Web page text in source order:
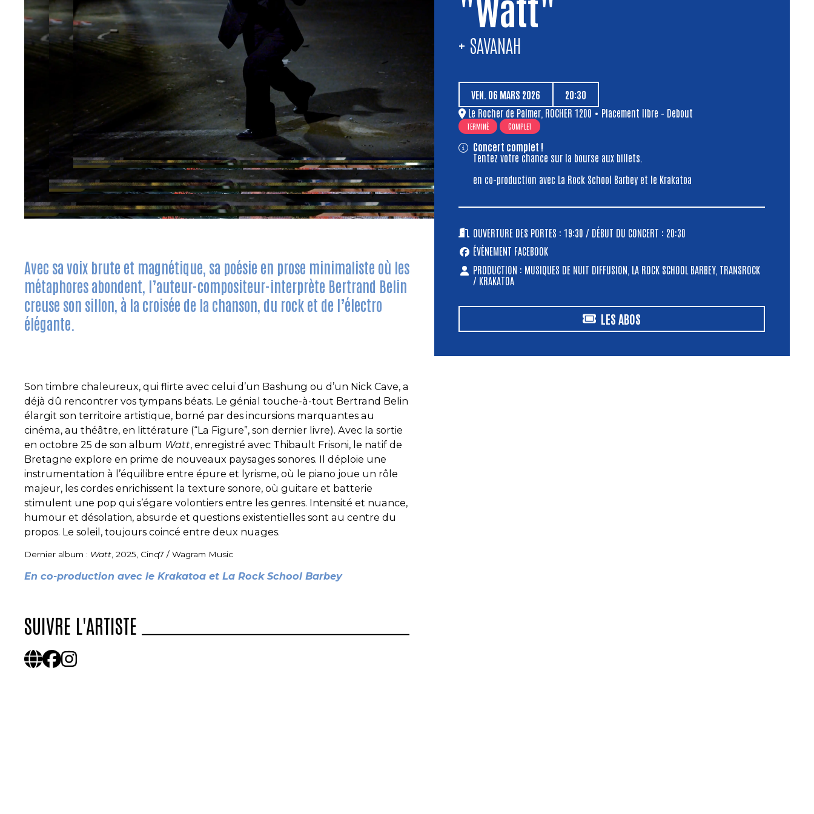
Avec sa voix brute et magnétique, sa poésie en prose minimaliste où les
métaphores abondent, l’auteur-compositeur-interprète Bertrand Belin
creuse son sillon, à la croisée de la chanson, du rock et de l’électro
élégante.
Son timbre chaleureux, qui flirte avec celui d’un Bashung ou d’un Nick Cave, a
déjà dû rencontrer vos tympans béats. Le génial touche-à-tout Bertrand Belin
élargit son territoire artistique, borné par des incursions marquantes au
cinéma, au théâtre, en littérature (“La Figure”, son dernier livre). Avec la sortie
en octobre 25 de son album Watt, enregistré avec Thibault Frisoni, le natif de
Bretagne explore en prime de nouveaux paysages sonores. Il déploie une
instrumentation à l’équilibre entre épure et lyrisme, où le piano joue un rôle
majeur, les cordes enrichissent la texture sonore, où guitare et batterie
stimulent une pop qui s’égare volontiers entre les genres. Intensité et nuance,
humour et désolation, absurde et questions existentielles sont au centre du
propos. Le soleil, toujours coincé entre deux nuages.
Dernier album : Watt , 2025, Cinq7 / Wagram Music
En co-production avec le Krakatoa et La Rock School Barbey
SUIVRE L'ARTISTE
+ SAVANAH
VEN. 06 MARS 2026
20:30
Le Rocher de Palmer, ROCHER 1200 • Placement libre – Debout
TERMINÉ COMPLET
Concert complet !
Tentez votre chance sur la bourse aux billets.
en co-production avec La Rock School Barbey et le Krakatoa
OUVERTURE DES PORTES : 19:30 / DÉBUT DU CONCERT : 20:30
ÉVÈNEMENT FACEBOOK
PRODUCTION : MUSIQUES DE NUIT DIFFUSION, LA ROCK SCHOOL BARBEY, TRANSROCK
/ KRAKATOA
LES ABOS